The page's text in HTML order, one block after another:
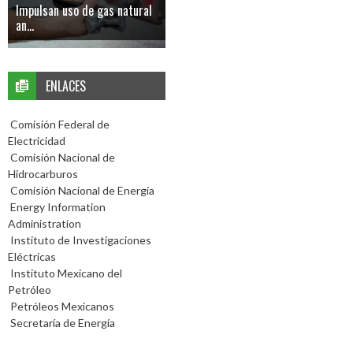
Impulsan uso de gas natural
an...
ENLACES
Comisión Federal de
Electricidad
Comisión Nacional de
Hidrocarburos
Comisión Nacional de Energía
Energy Information
Administration
Instituto de Investigaciones
Eléctricas
Instituto Mexicano del
Petróleo
Petróleos Mexicanos
Secretaría de Energía